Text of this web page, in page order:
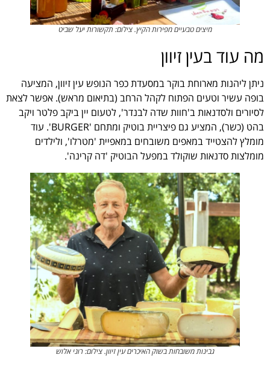
מיצים טבעיים מפירות הקיץ. צילום: תקשורות יעל שביט
מה עוד בעין זיוון
ניתן ליהנות מארוחת בוקר במסעדת כפר הנופש עין זיוון, המציעה
בופה עשיר וטעים הפתוח לקהל הרחב (בתיאום מראש). אפשר לצאת
לסיורים ולסדנאות ב'חוות שדה לבנדר', לטעום יין ביקב פלטר ויקב
בהט (כשר), המציע גם פיצריית בוטיק ומתחם 'BURGER'. עוד
מומלץ להצטייד במאפים משובחים במאפיית 'מטרלו', ולילדים
מומלצות סדנאות שוקולד במפעל הבוטיק 'דה קרינה'.
גבינות משובחות בשוק האיכרים עין זיוון. צילום: רוני אלוש